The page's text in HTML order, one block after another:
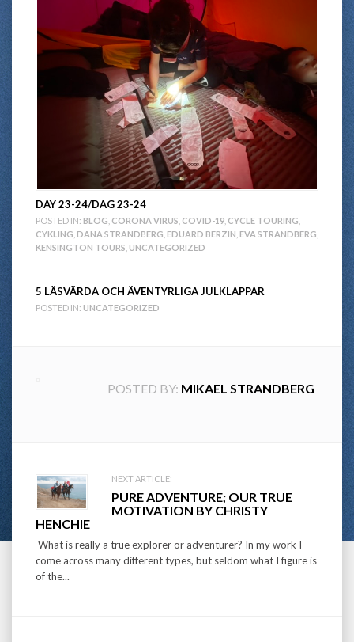
DAY 23-24/DAG 23-24
POSTED IN: BLOG CORONA VIRUS COVID-19 CYCLE TOURING
CYKLING DANA STRANDBERG EDUARD BERZIN EVA STRANDBERG
KENSINGTON TOURS UNCATEGORIZED
5 LÄSVÄRDA OCH ÄVENTYRLIGA JULKLAPPAR
POSTED IN: UNCATEGORIZED
POSTED BY: MIKAEL STRANDBERG
Post
navigation
NEXT ARTICLE:
PURE ADVENTURE; OUR TRUE
MOTIVATION BY CHRISTY
HENCHIE
What is really a true explorer or adventurer? In my work I
come across many different types, but seldom what I figure is
of the...